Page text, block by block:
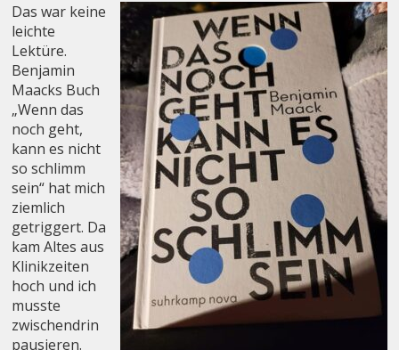
Das war keine
leichte
Lektüre.
Benjamin
Maacks Buch
„Wenn das
noch geht,
kann es nicht
so schlimm
sein“ hat mich
ziemlich
getriggert. Da
kam Altes aus
Klinikzeiten
hoch und ich
musste
zwischendrin
pausieren.